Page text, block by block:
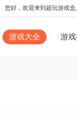
您好，欢迎来到超玩游戏盒
游戏大全 游